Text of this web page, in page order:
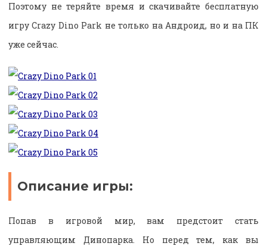
Поэтому не теряйте время и скачивайте бесплатную
игру Crazy Dino Park не только на Андроид, но и на ПК
уже сейчас.
Описание игры:
Попав в игровой мир, вам предстоит стать
управляющим Динопарка. Но перед тем, как вы